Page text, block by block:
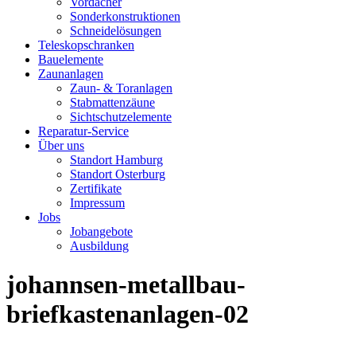
Sonderkonstruktionen
Schneidelösungen
Teleskopschranken
Bauelemente
Zaunanlagen
Zaun- & Toranlagen
Stabmattenzäune
Sichtschutzelemente
Reparatur-Service
Über uns
Standort Hamburg
Standort Osterburg
Zertifikate
Impressum
Jobs
Jobangebote
Ausbildung
johannsen-metallbau-
briefkastenanlagen-02